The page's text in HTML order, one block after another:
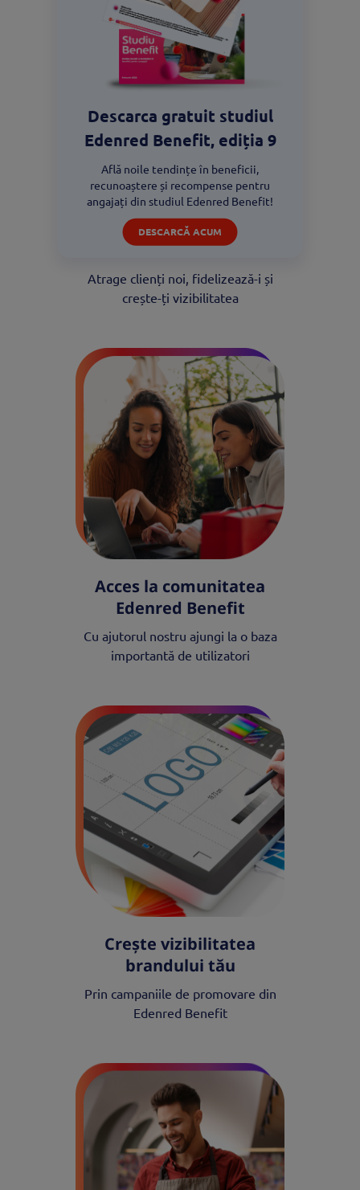
Dezvoltă-ți cifra de
afaceri
Atrage clienți noi, fidelizează-i și
crește-ți vizibilitatea
Acces la comunitatea
Edenred Benefit
Cu ajutorul nostru ajungi la o baza
importantă de utilizatori
Crește vizibilitatea
brandului tău
Prin campaniile de promovare din
Edenred Benefit
Descarca gratuit studiul
Edenred Benefit, ediția 9
Află noile tendințe în beneficii,
recunoaștere și recompense pentru
angajați din studiul Edenred Benefit!
DESCARCĂ ACUM